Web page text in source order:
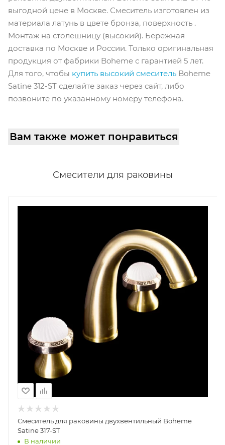
выгодной цене в Москве. Смеситель изготовлен из
материала латунь в цвете бронза, поверхность .
Монтаж на столешницу (высокий). Бережная
доставка по Москве и России. Только оригинальная
продукция от фабрики Boheme с гарантией 5 лет.
Для того, чтобы купить высокий смеситель Boheme
Satine 312-ST сделайте заказ через сайт, либо
позвоните по указанному номеру телефона.
Вам также может понравиться
Смесители для раковины
Смеситель для раковины двухвентильный Boheme
Satine 317-ST
В наличии